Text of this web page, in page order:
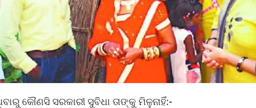
କୌଣସି ସରକାରୀ ସୁବିଧା ତାଙ୍କୁ ମିଳୁନାହିଁ:-